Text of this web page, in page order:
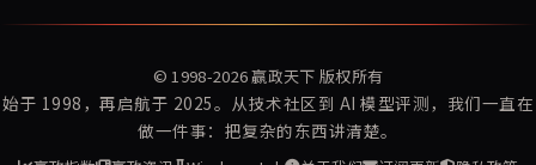
© 1998-2026赢政天下 版权所有
始于 1998，再启航于 2025。从技术社区到 AI 模型评测，我们一直在
做一件事：把复杂的东西讲清楚。